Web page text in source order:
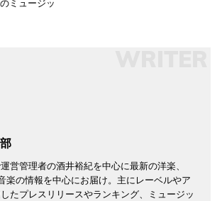
ミュージッ
営管理者の酒井裕紀を中心に最新の洋楽、
楽の情報を中心にお届け。主にレーベルやア
たプレスリリースやランキング、ミュージッ